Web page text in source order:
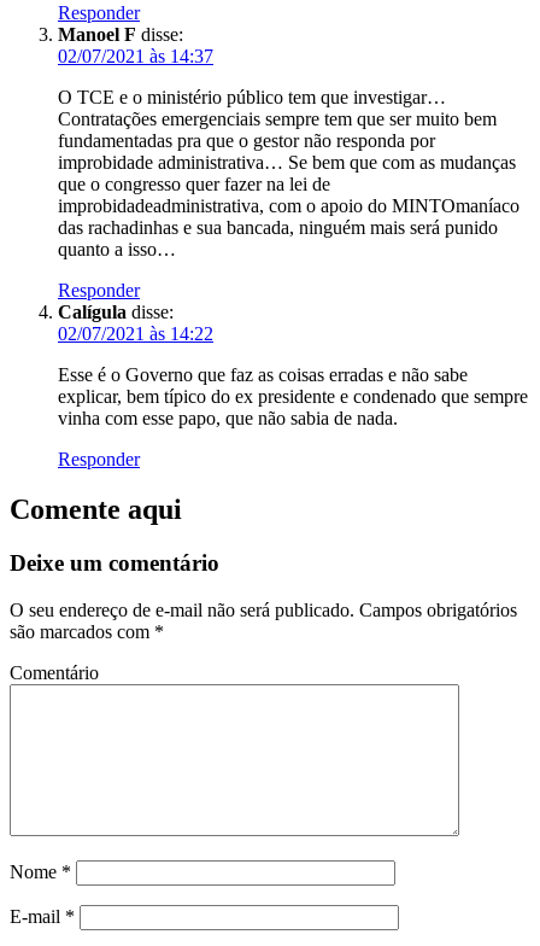
Responder
Manoel F disse:
02/07/2021 às 14:37
O TCE e o ministério público tem que investigar…
Contratações emergenciais sempre tem que ser muito bem
fundamentadas pra que o gestor não responda por
improbidade administrativa… Se bem que com as mudanças
que o congresso quer fazer na lei de
improbidadeadministrativa, com o apoio do MINTOmaníaco
das rachadinhas e sua bancada, ninguém mais será punido
quanto a isso…
Responder
Calígula disse:
02/07/2021 às 14:22
Esse é o Governo que faz as coisas erradas e não sabe
explicar, bem típico do ex presidente e condenado que sempre
vinha com esse papo, que não sabia de nada.
Responder
Comente aqui
Deixe um comentário
O seu endereço de e-mail não será publicado. Campos obrigatórios
são marcados com *
Comentário
Nome *
E-mail *